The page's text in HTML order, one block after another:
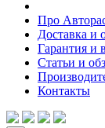
Про
Доставка и
Гарантия и
Статьи и
Контакты